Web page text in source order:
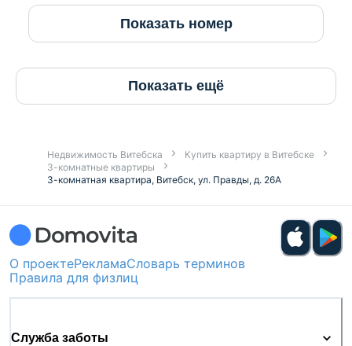
Показать номер
Показать ещё
Недвижимость Витебска
Купить квартиру в Витебске
3-комнатные квартиры
3-комнатная квартира, Витебск, ул. Правды, д. 26А
О проектеРекламаСловарь терминов
Правила для физлиц
Служба заботы